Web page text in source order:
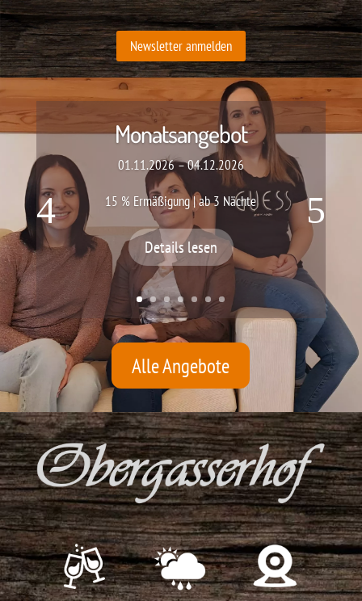
Newsletter anmelden
Monatsangebot
01.11.2026 – 04.12.2026
15 % Ermäßigung | ab 3 Nächte
Details lesen
Alle Angebote